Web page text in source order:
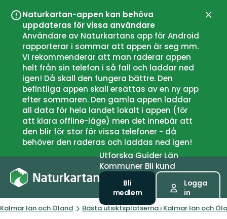
Naturkartan-appen kan behöva
uppdateras för vissa användare
Användare av Naturkartans app för Android
rapporterar i sommar att appen är seg mm.
Vi rekommenderar att man raderar appen
helt från sin telefon i så fall och laddar ned
igen! Då skall den fungera bättre. Den
befintliga appen skall ersättas av en ny app
efter sommaren. Den gamla appen laddar
all data för hela landet lokalt i appen (för
att klara offline-läge) men det innebär att
den blir för stor för vissa telefoner - då
behöver den raderas och laddas ned igen!
UtforskaGuiderLän
Kommuner Bli kund
Bli
medlem
Logga
in
Kalmar län och Öland Bästa utsiktsplatserna i Kalmar län och